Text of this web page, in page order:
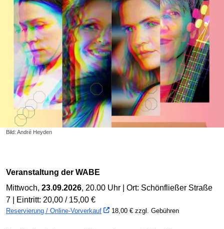
Bild: André Heyden
Veranstaltung der WABE
Mittwoch, 23.09.2026, 20.00 Uhr | Ort: Schönfließer Straße
7 | Eintritt: 20,00 / 15,00 €
Reservierung / Online-Vorverkauf 18,00 € zzgl. Gebühren